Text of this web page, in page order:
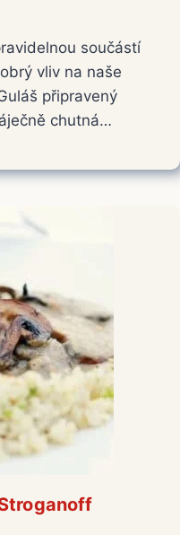
součástí
vliv na naše
připravený
chutná…